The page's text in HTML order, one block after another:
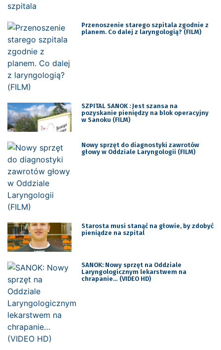
Przenoszenie starego szpitala zgodnie z
planem. Co dalej z laryngologią? (FILM)
SZPITAL SANOK : Jest szansa na
pozyskanie pieniędzy na blok operacyjny
w Sanoku (FILM)
Nowy sprzęt do diagnostyki zawrotów
głowy w Oddziale Laryngologii (FILM)
Starosta musi stanąć na głowie, by zdobyć
pieniądze na szpital
SANOK: Nowy sprzęt na Oddziale
Laryngologicznym lekarstwem na
chrapanie… (VIDEO HD)